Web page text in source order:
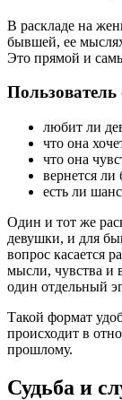
В раскладе на
бывшей, ее
Это прямой и
любит ли
что она
что она
вернется
есть ли
Один и тот же
девушки, и для
вопрос касается
мысли, чувства и
один отдельный
Такой формат
происходит в
прошлому.
Судьба и